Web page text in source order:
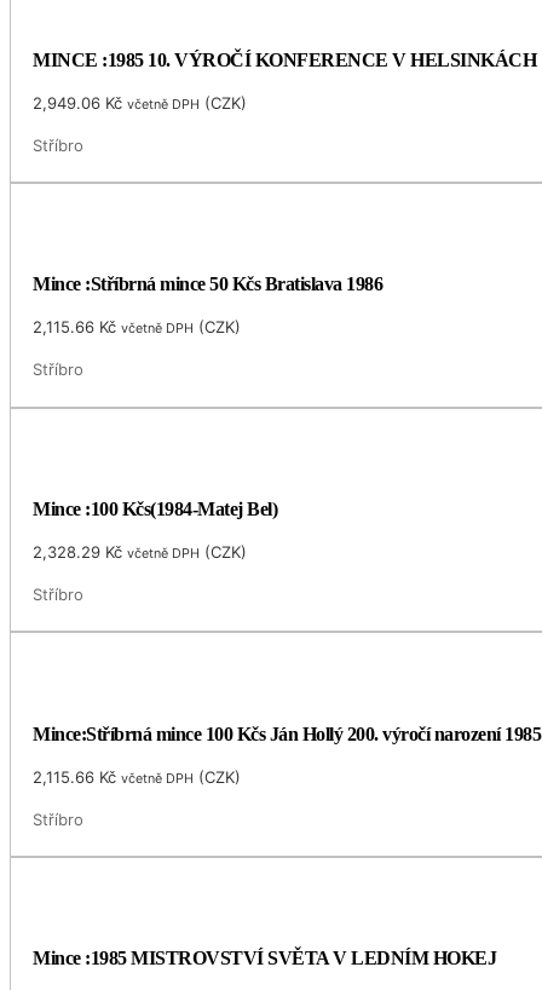
MINCE :1985 10. VÝROČÍ KONFERENCE V HELSINKÁCH
2,949.06 Kč včetně DPH (CZK)
Stříbro
Mince :Stříbrná mince 50 Kčs Bratislava 1986
2,115.66 Kč včetně DPH (CZK)
Stříbro
Mince :100 Kčs(1984-Matej Bel)
2,328.29 Kč včetně DPH (CZK)
Stříbro
Mince:Stříbrná mince 100 Kčs Ján Hollý 200. výročí narození 1985
2,115.66 Kč včetně DPH (CZK)
Stříbro
Mince :1985 MISTROVSTVÍ SVĚTA V LEDNÍM HOKEJ